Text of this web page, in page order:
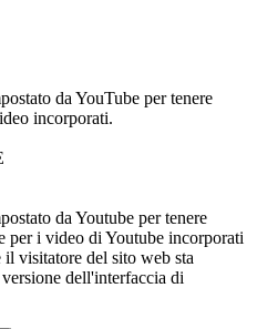
da YouTube per tenere
incorporati.
da Youtube per tenere
per i video di Youtube incorporati
il visitatore del sito web sta
dell'interfaccia di